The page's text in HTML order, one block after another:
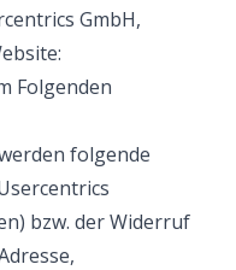
GmbH,
Folgenden
folgende
bzw. der Widerruf